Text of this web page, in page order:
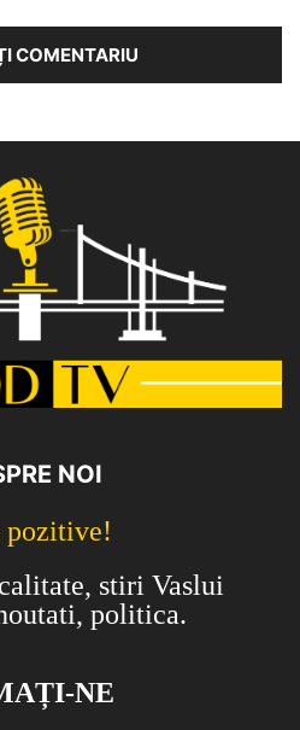
NOI
pozitive!
stiri Vaslui
politica.
NE